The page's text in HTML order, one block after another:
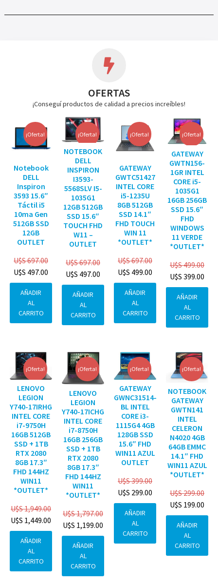
OFERTAS
¡Conseguí productos de calidad a precios increíbles!
¡Oferta!
Notebook
DELL
Inspiron
3593 15.6″
Táctil i5
10ma Gen
512GB SSD
12GB
OUTLET
U$S697.00
U$S 497.00
AÑADIR
AL
CARRITO
¡Oferta!
NOTEBOOK
DELL
INSPIRON
I3593-
5568SLV I5-
1035G1
12GB 512GB
SSD 15.6″
TOUCH FHD
W11 –
OUTLET
U$S697.00
U$S 497.00
AÑADIR
AL
CARRITO
¡Oferta!
GATEWAY
GWTC51427
INTEL CORE
i5-1235U
8GB 512GB
SSD 14.1″
FHD TOUCH
WIN 11
*OUTLET*
U$S697.00
U$S 499.00
AÑADIR
AL
CARRITO
¡Oferta!
GATEWAY
GWTN156-
1GR INTEL
CORE i5-
1035G1
16GB 256GB
SSD 15.6″
FHD
WINDOWS
11 VERDE
*OUTLET*
U$S499.00
U$S 399.00
AÑADIR
AL
CARRITO
¡Oferta!
LENOVO
LEGION
Y740-17IRHG
INTEL CORE
i7-9750H
16GB 512GB
SSD + 1TB
RTX 2080
8GB 17.3″
FHD 144HZ
WIN11
*OUTLET*
U$S1,949.00
U$S 1,449.00
AÑADIR
AL
CARRITO
¡Oferta!
LENOVO
LEGION
Y740-17ICHG
INTEL CORE
i7-8750H
16GB 256GB
SSD + 1TB
RTX 2080
8GB 17.3″
FHD 144HZ
WIN11
*OUTLET*
U$S1,797.00
U$S 1,199.00
AÑADIR
AL
CARRITO
¡Oferta!
GATEWAY
GWNC31514-
BL INTEL
CORE i3-
1115G4 4GB
128GB SSD
15.6″ FHD
WIN11 AZUL
OUTLET
U$S399.00
U$S 299.00
AÑADIR
AL
CARRITO
¡Oferta!
NOTEBOOK
GATEWAY
GWTN141
INTEL
CELERON
N4020 4GB
64GB EMMC
14.1″ FHD
WIN11 AZUL
*OUTLET*
U$S299.00
U$S 199.00
AÑADIR
AL
CARRITO